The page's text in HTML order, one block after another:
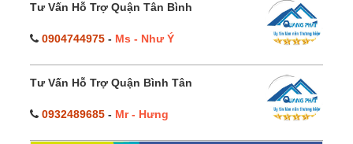
Tư Vấn Hỗ Trợ Quận Tân Bình
0904744975 - Ms - Như Ý
Tư Vấn Hỗ Trợ Quận Bình Tân
0932489685 - Mr - Hưng